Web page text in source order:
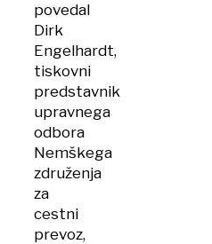
povedal
Dirk
Engelhardt,
tiskovni
predstavnik
upravnega
odbora
Nemškega
združenja
za
cestni
prevoz,